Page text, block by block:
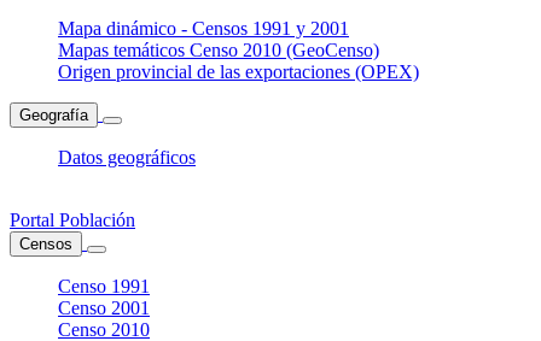
Mapa dinámico - Censos 1991 y 2001
Mapas temáticos Censo 2010 (GeoCenso)
Origen provincial de las exportaciones (OPEX)
Geografía
Datos geográficos
Portal Población
Censos
Censo 1991
Censo 2001
Censo 2010